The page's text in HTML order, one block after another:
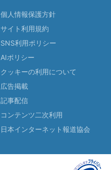
個人情報保護方針
サイト利用規約
SNS利用ポリシー
AIポリシー
クッキーの利用について
広告掲載
記事配信
コンテンツ二次利用
日本インターネット報道協会